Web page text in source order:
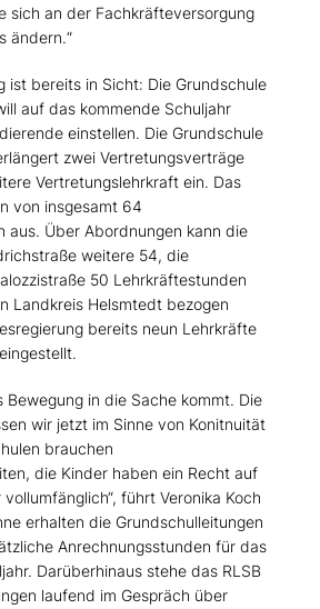
sich an der Fachkräfteversorgung
ändern.“
ist bereits in Sicht: Die Grundschule
auf das kommende Schuljahr
einstellen. Die Grundschule
zwei Vertretungsverträge
Vertretungslehrkraft ein. Das
von insgesamt 64
aus. Über Abordnungen kann die
weitere 54, die
50 Lehrkräftestunden
Landkreis Helsmtedt bezogen
bereits neun Lehrkräfte
in die Sache kommt. Die
wir jetzt im Sinne von Konitnuität
brauchen
die Kinder haben ein Recht auf
führt Veronika Koch
erhalten die Grundschulleitungen
Anrechnungsstunden für das
Darüberhinaus stehe das RLSB
laufend im Gespräch über